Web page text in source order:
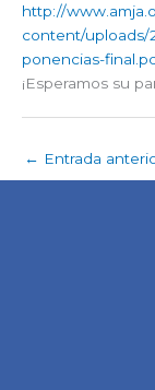
http://
content/uploads/
ponencias-
¡Esperamos su
← Entrada